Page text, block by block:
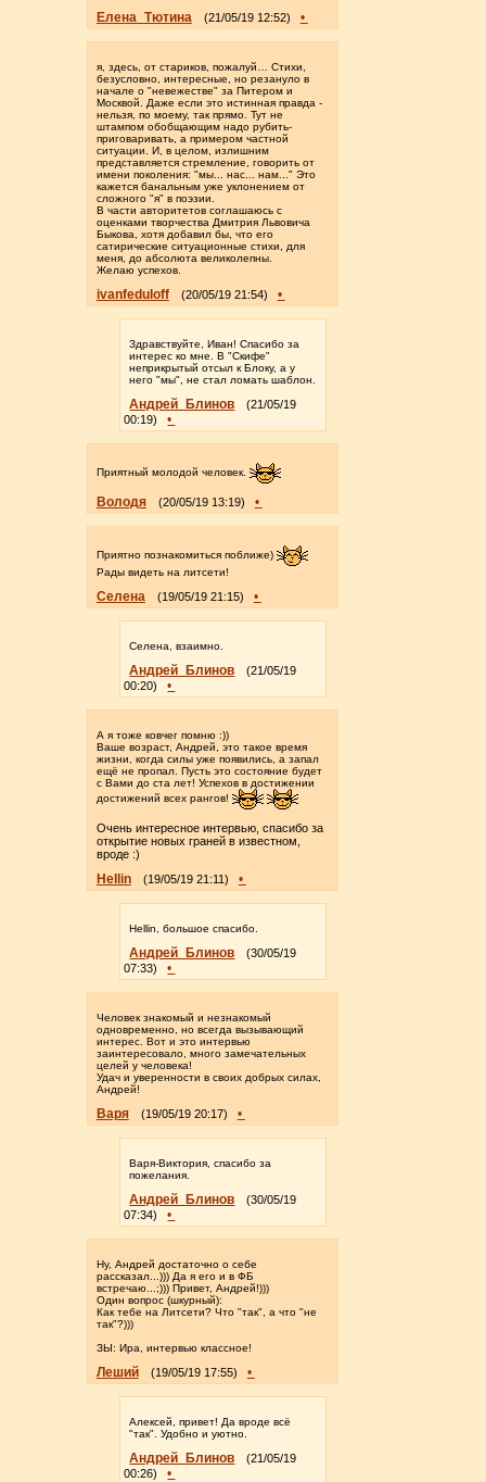
Елена_Тютина (21/05/19 12:52) •
я, здесь, от стариков, пожалуй… Стихи,
безусловно, интересные, но резануло в
начале о "невежестве" за Питером и
Москвой. Даже если это истинная правда -
нельзя, по моему, так прямо. Тут не
штампом обобщающим надо рубить-
приговаривать, а примером частной
ситуации. И, в целом, излишним
представляется стремление, говорить от
имени поколения: "мы... нас... нам..." Это
кажется банальным уже уклонением от
сложного "я" в поэзии.
В части авторитетов соглашаюсь с
оценками творчества Дмитрия Львовича
Быкова, хотя добавил бы, что его
сатирические ситуационные стихи, для
меня, до абсолюта великолепны.
Желаю успехов.
ivanfeduloff (20/05/19 21:54) •
Здравствуйте, Иван! Спасибо за
интерес ко мне. В "Скифе"
неприкрытый отсыл к Блоку, а у
него "мы", не стал ломать шаблон.
Андрей_Блинов
(21/05/19
00:19)
•
Приятный молодой человек.
Володя (20/05/19 13:19) •
Приятно познакомиться поближе)
Рады видеть на литсети!
Селена (19/05/19 21:15) •
Селена, взаимно.
Андрей_Блинов
(21/05/19
00:20)
•
А я тоже ковчег помню :))
Ваше возраст, Андрей, это такое время
жизни, когда силы уже появились, а запал
ещё не пропал. Пусть это состояние будет
с Вами до ста лет! Успехов в достижении
достижений всех рангов!
Очень интересное интервью, спасибо за
открытие новых граней в известном,
вроде :)
Hellin (19/05/19 21:11) •
Hellin, большое спасибо.
Андрей_Блинов
(30/05/19
07:33)
•
Человек знакомый и незнакомый
одновременно, но всегда вызывающий
интерес. Вот и это интервью
заинтересовало, много замечательных
целей у человека!
Удач и уверенности в своих добрых силах,
Андрей!
Варя (19/05/19 20:17) •
Варя-Виктория, спасибо за
пожелания.
Андрей_Блинов
(30/05/19
07:34)
•
Ну, Андрей достаточно о себе
рассказал...))) Да я его и в ФБ
встречаю...;))) Привет, Андрей!)))
Один вопрос (шкурный):
Как тебе на Литсети? Что "так", а что "не
так"?)))
ЗЫ: Ира, интервью классное!
Леший (19/05/19 17:55) •
Алексей, привет! Да вроде всё
"так". Удобно и уютно.
Андрей_Блинов
(21/05/19
00:26)
•